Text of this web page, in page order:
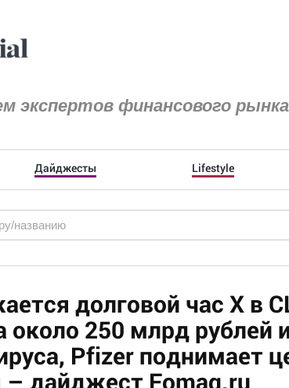
экспертов финансового рынка
Дайджесты Lifestyle
долговой час Х в
около 250 млрд рублей
Pfizer поднимает
дайджест Fomag.ru